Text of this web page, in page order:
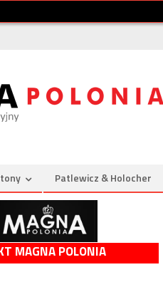
Patlewicz & Holocher
MAGNA POLONIA